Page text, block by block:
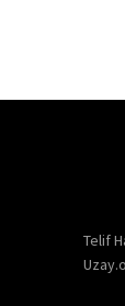
Telif